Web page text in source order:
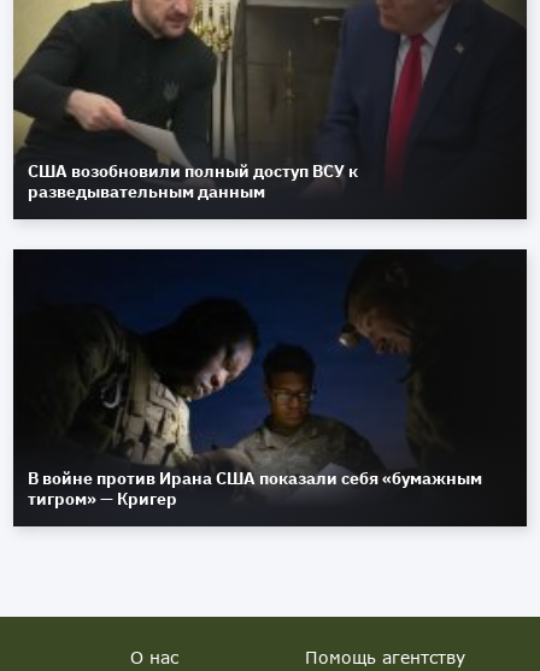
США возобновили полный доступ ВСУ к
разведывательным данным
В войне против Ирана США показали себя «бумажным
тигром» — Кригер
О нас Помощь агентству